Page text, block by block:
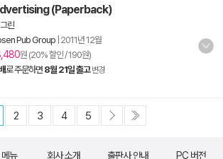
(Paperback)
린
Pub Group 2011년 12월
원 (20% 할인 / 190원)
로 주문하면 8월 21일 출고 변경
2 3 4 5
뉴 회사 소개 출판사 안내 PC 버전